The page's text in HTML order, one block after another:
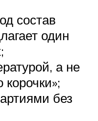
состав
один
а не
корочки»;
без